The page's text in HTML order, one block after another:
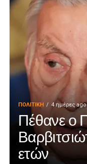
ΠΟΛΙΤΙΚΉ 4 ημέρες ago
Πέθανε ο
ετών